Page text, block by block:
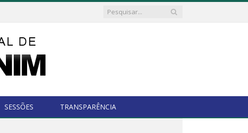
SESSÕES TRANSPARÊNCIA